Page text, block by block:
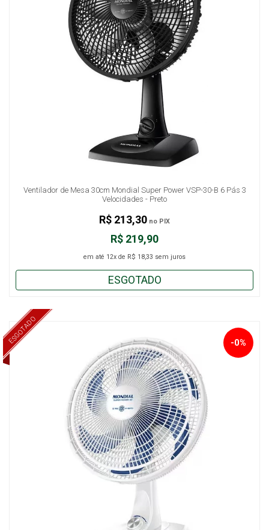
Ventilador de Mesa 30cm Mondial Super Power VSP-30-B 6 Pás 3
Velocidades - Preto
R$ 219,90
em até 12x de R$ 18,33 sem juros
R$ 213,30 no PIX
ESGOTADO
ESGOTADO -0%